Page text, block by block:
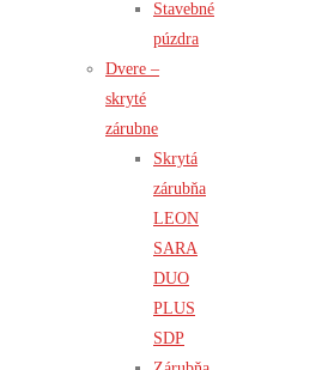
Stavebné
púzdra
Dvere –
skryté
zárubne
Skrytá
zárubňa
LEON
SARA
DUO
PLUS
SDP